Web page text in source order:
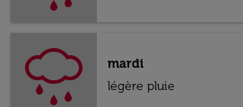
mardi
légère pluie